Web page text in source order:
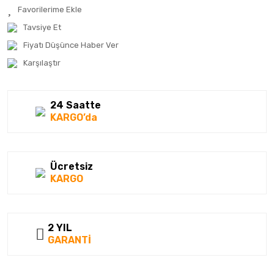
Tavsiye Et
Fiyatı Düşünce Haber Ver
Karşılaştır
24 Saatte
KARGO’da
Ücretsiz
KARGO
2 YIL
GARANTİ